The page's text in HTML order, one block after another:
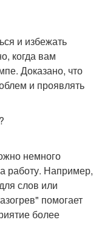
и избежать
когда вам
Доказано, что
и проявлять
немного
работу. Например,
слов или
помогает
более